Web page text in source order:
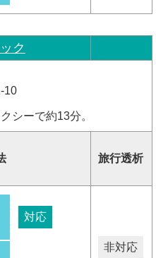
ク
10
シーで約13分。
旅行透析
対応
非対応